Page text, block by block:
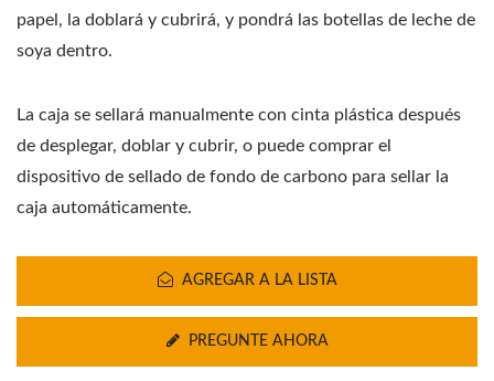
papel, la doblará y cubrirá, y pondrá las botellas de leche de
soya dentro.
La caja se sellará manualmente con cinta plástica después
de desplegar, doblar y cubrir, o puede comprar el
dispositivo de sellado de fondo de carbono para sellar la
caja automáticamente.
AGREGAR A LA LISTA
PREGUNTE AHORA